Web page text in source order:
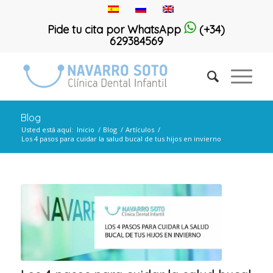
Pide tu cita por WhatsApp
(+34)
629384569
Blog
Usted está aquí: Inicio / Blog / Artículos /
Los 4 pasos para cuidar la salud bucal de tus hijos en invierno